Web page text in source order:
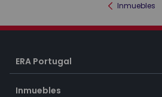
Inmuebles
ERA Portugal
Inmuebles